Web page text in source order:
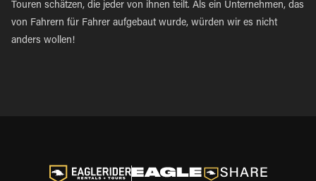
Touren schätzen, die jeder von ihnen teilt. Als ein Unternehmen, das
von Fahrern für Fahrer aufgebaut wurde, würden wir es nicht
anders wollen!